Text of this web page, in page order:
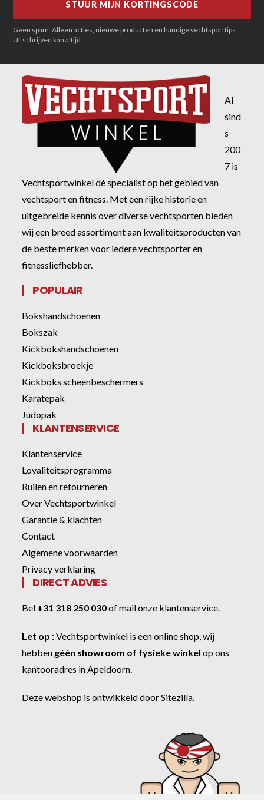
Geen spam. Alleen acties, nieuwe producten en handige vechtsporttips.
Uitschrijven kan altijd.
Al
sind
s
200
7 is
Vechtsportwinkel dé specialist op het gebied van
vechtsport en fitness. Met een rijke historie en
uitgebreide kennis over diverse vechtsporten bieden
wij een breed assortiment aan kwaliteitsproducten van
de beste merken voor iedere vechtsporter en
fitnessliefhebber.
POPULAIR
Bokshandschoenen
Bokszak
Kickbokshandschoenen
Kickboksbroekje
Kickboks scheenbeschermers
Karatepak
Judopak
KLANTENSERVICE
Klantenservice
Loyaliteitsprogramma
Ruilen en retourneren
Over Vechtsportwinkel
Garantie & klachten
Contact
Algemene voorwaarden
Privacy verklaring
DIRECT ADVIES
Bel +31 318 250 030ofmail onze klantenservice.
Let op :Vechtsportwinkel is een online shop, wij
hebben géén showroom of fysieke winkel op ons
kantooradres in Apeldoorn.
Deze webshop is ontwikkeld doorSitezilla.